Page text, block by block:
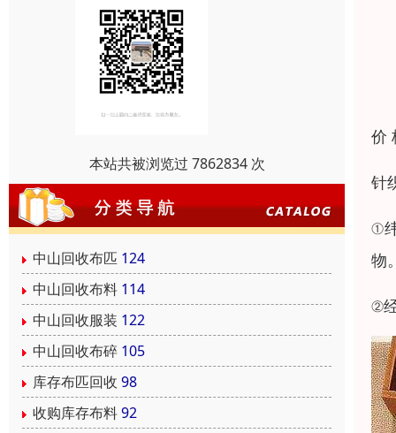
本站共被浏览过 7862834 次
中山回收布匹 124
中山回收布料 114
中山回收服装 122
中山回收布碎 105
库存布匹回收 98
收购库存布料92
价
针
①
物
②